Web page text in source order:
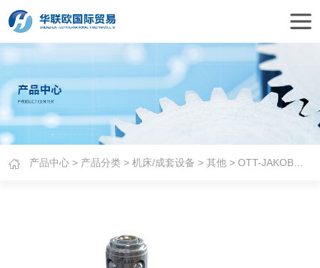
产品中心 > 产品分类 >机床/成套设备 >其他 > OTT-JAKOB夹紧装置KM4X